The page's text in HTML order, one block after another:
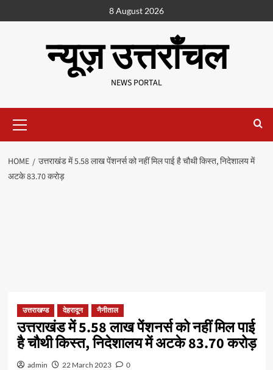
8 August 2026
न्यूज़ उत्तराँचल
NEWS PORTAL
HOME
उत्तराखंड में 5.58 लाख पेंशनर्स को नहीं मिल पाई है चौथी किस्त, निदेशालय में
अटके 83.70 करोड़
उत्तराखण्ड देहरादून नैनीताल
उत्तराखंड में 5.58 लाख पेंशनर्स को नहीं मिल पाई
है चौथी किस्त, निदेशालय में अटके 83.70 करोड़
admin 22 March 2023 0